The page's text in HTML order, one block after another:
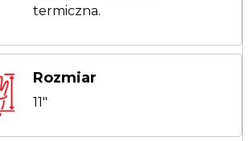
termiczna.
Rozmiar
11"